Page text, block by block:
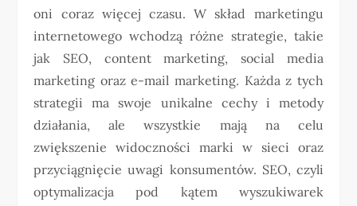
oni coraz więcej czasu. W skład marketingu
internetowego wchodzą różne strategie, takie
jak SEO, content marketing, social media
marketing oraz e-mail marketing. Każda z tych
strategii ma swoje unikalne cechy i metody
działania, ale wszystkie mają na celu
zwiększenie widoczności marki w sieci oraz
przyciągnięcie uwagi konsumentów. SEO, czyli
optymalizacja pod kątem wyszukiwarek